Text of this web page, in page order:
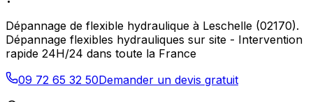
Dépannage de flexible hydraulique à Leschelle (02170).
Dépannage flexibles hydrauliques sur site - Intervention
rapide 24H/24 dans toute la France
09 72 65 32 50Demander un devis gratuit